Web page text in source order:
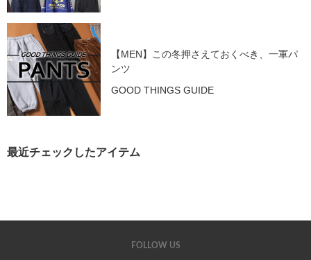
【MEN】この冬押さえておくべき、一軍パ
ンツ
GOOD THINGS GUIDE
最近チェックしたアイテム
FOLLOW US